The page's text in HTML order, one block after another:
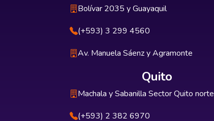
Bolívar 2035 y Guayaquil
(+593) 3 299 4560
Av. Manuela Sáenz y Agramonte
Quito
Machala y Sabanilla Sector Quito norte
(+593) 2 382 6970